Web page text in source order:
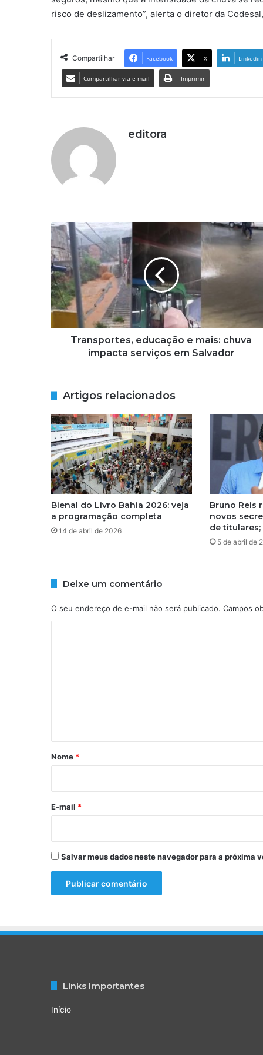
risco de deslizamento”, alerta o diretor da
Compartilhar Facebook X Linkedin
Compartilhar via e-mail Imprimir
editora
T
r
a
n
s
p
o
r
t
d
u
c
a
ç
ã
o
e
m
a
i
s
v
i
m
ç
m
v
a
o
Transportes, educação e mais: chuva
impacta serviços em Salvador
Artigos relacionados
Bienal do Livro Bahia 2026: veja
a programação completa
14 de abril de 2026
Bruno Reis
novos
de titulares;
5 de abril de
Deixe um comentário
O seu endereço de e-mail não será publicado. Campos
r
*
Nome *
E-mail *
Salvar meus dados neste navegador para a próxima
Links Importantes
Início